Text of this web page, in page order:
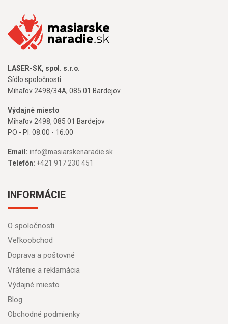
LASER-SK, spol. s.r.o.
Sídlo spoločnosti:
Mihaľov 2498/34A, 085 01 Bardejov
Výdajné miesto
Mihaľov 2498, 085 01 Bardejov
PO - PI: 08:00 - 16:00
Email: info@masiarskenaradie.sk
Telefón: +421 917 230 451
INFORMÁCIE
O spoločnosti
Veľkoobchod
Doprava a poštovné
Vrátenie a reklamácia
Výdajné miesto
Blog
Obchodné podmienky